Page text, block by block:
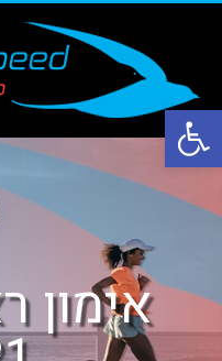
פתח סרגל נגישות
אימון